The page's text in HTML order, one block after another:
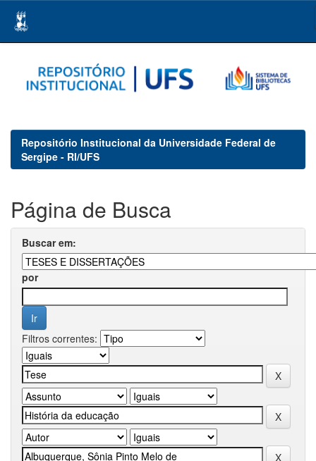
navigation
Repositório Institucional da Universidade Federal de
Sergipe - RI/UFS
Página de Busca
Buscar em:
por
Filtros correntes: